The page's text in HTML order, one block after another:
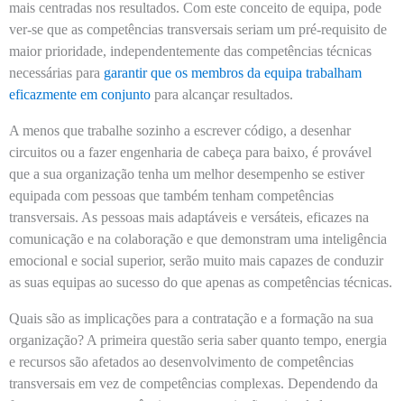
mais centradas nos resultados. Com este conceito de equipa, pode
ver-se que as competências transversais seriam um pré-requisito de
maior prioridade, independentemente das competências técnicas
necessárias para garantir que os membros da equipa trabalham
eficazmente em conjunto para alcançar resultados.
A menos que trabalhe sozinho a escrever código, a desenhar
circuitos ou a fazer engenharia de cabeça para baixo, é provável
que a sua organização tenha um melhor desempenho se estiver
equipada com pessoas que também tenham competências
transversais. As pessoas mais adaptáveis e versáteis, eficazes na
comunicação e na colaboração e que demonstram uma inteligência
emocional e social superior, serão muito mais capazes de conduzir
as suas equipas ao sucesso do que apenas as competências técnicas.
Quais são as implicações para a contratação e a formação na sua
organização? A primeira questão seria saber quanto tempo, energia
e recursos são afetados ao desenvolvimento de competências
transversais em vez de competências complexas. Dependendo da